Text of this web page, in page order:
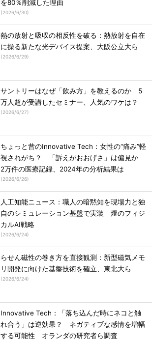
を80％削減した理由
(2026/6/30)
熱の放射と吸収の相反性を破る：熱放射を自在
に操る新たな光デバイス提案、大阪公立大ら
(2026/6/29)
サントリーはなぜ「飲み方」を教えるのか 5
万人超が受講したセミナー、人気のワケは？
(2026/6/27)
ちょっと昔のInnovative Tech：女性の“痛み”軽
視されがち？ 「訴えがおおげさ」は偏見か
2万件の医療記録、2024年の分析結果は
(2026/6/26)
人工知能ニュース：職人の暗黙知を現場力と独
自のシミュレーション基盤で実装 燈のフィジ
カルAI戦略
(2026/6/24)
らせん磁性の巻き方を直接観測：新型磁気メモ
リ開発に向けた基盤技術を確立、東北大ら
(2026/6/24)
Innovative Tech：「落ち込んだ時にネコと触
れ合う」は逆効果？ ネガティブな感情を増幅
する可能性 オランダの研究者ら調査